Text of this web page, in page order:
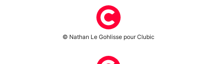
© Nathan Le Gohlisse pour Clubic